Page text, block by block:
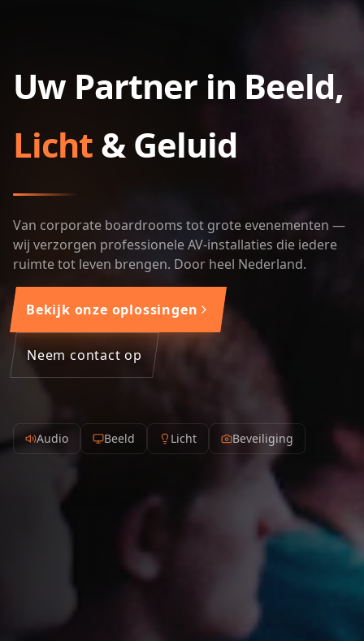
Uw Partner in Beeld,
Licht& Geluid
Van corporate boardrooms tot grote evenementen —
wij verzorgen professionele AV-installaties die iedere
ruimte tot leven brengen. Door heel Nederland.
Bekijk onze oplossingen
Neem contact op
Audio Beeld Licht Beveiliging